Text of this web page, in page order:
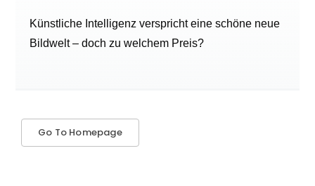
Künstliche Intelligenz verspricht eine schöne neue
Bildwelt – doch zu welchem Preis?
Go To Homepage